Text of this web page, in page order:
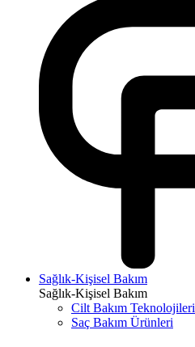
Sağlık-Kişisel Bakım
Sağlık-Kişisel Bakım
Cilt Bakım Teknolojileri
Saç Bakım Ürünleri